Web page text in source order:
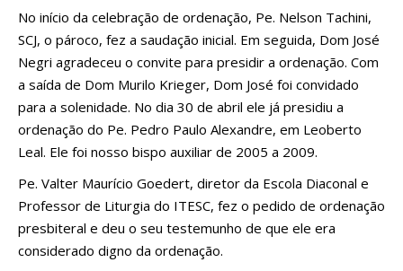
No início da celebração de ordenação, Pe. Nelson Tachini,
SCJ, o pároco, fez a saudação inicial. Em seguida, Dom José
Negri agradeceu o convite para presidir a ordenação. Com
a saída de Dom Murilo Krieger, Dom José foi convidado
para a solenidade. No dia 30 de abril ele já presidiu a
ordenação do Pe. Pedro Paulo Alexandre, em Leoberto
Leal. Ele foi nosso bispo auxiliar de 2005 a 2009.
Pe. Valter Maurício Goedert, diretor da Escola Diaconal e
Professor de Liturgia do ITESC, fez o pedido de ordenação
presbiteral e deu o seu testemunho de que ele era
considerado digno da ordenação.